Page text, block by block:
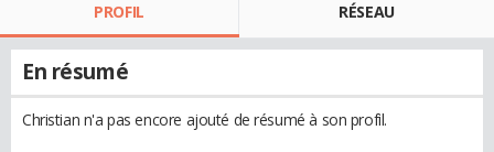
PROFIL RÉSEAU
En résumé
Christian n'a pas encore ajouté de résumé à son profil.